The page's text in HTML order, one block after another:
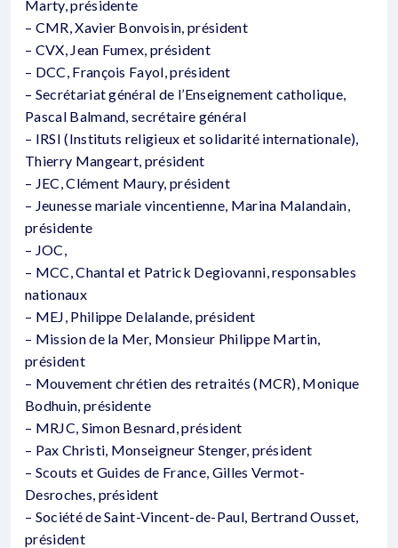
Marty, présidente
– CMR, Xavier Bonvoisin, président
– CVX, Jean Fumex, président
– DCC, François Fayol, président
– Secrétariat général de l’Enseignement catholique,
Pascal Balmand, secrétaire général
– IRSI (Instituts religieux et solidarité internationale),
Thierry Mangeart, président
– JEC, Clément Maury, président
– Jeunesse mariale vincentienne, Marina Malandain,
présidente
– JOC,
– MCC, Chantal et Patrick Degiovanni, responsables
nationaux
– MEJ, Philippe Delalande, président
– Mission de la Mer, Monsieur Philippe Martin,
président
– Mouvement chrétien des retraités (MCR), Monique
Bodhuin, présidente
– MRJC, Simon Besnard, président
– Pax Christi, Monseigneur Stenger, président
– Scouts et Guides de France, Gilles Vermot-
Desroches, président
– Société de Saint-Vincent-de-Paul, Bertrand Ousset,
président